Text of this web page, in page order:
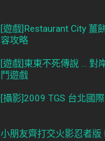
[遊戲]Restaurant City 薑
容攻略
[遊戲]東東不死傳說 ... 對
鬥遊戲
[攝影]2009 TGS 台北國
小朋友齊打交火影忍者版